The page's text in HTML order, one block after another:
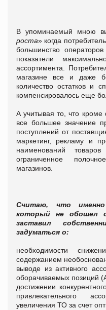
В упоминаемый мною
роста» когда
большинство
показатели
ассортимента.
магазине все и даже
количество остатков и
компенсировалось еще
А учитывая то, что кроме
все большее значение
поступлений от
маркетинг, рекламу и
наименований
ограниченное
магазинов.
Считаю, что именно
который не обошел
заставил
задуматься о:
необходимости
содержанием
выводе из активного
оборачиваемых позиций
достижении
привлекательного
увеличения ТО за счет